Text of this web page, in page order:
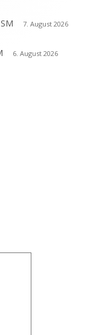
7. August 2026
6. August 2026